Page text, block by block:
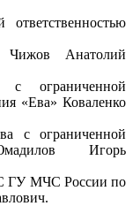
Чижов Анатолий
с ограниченной
«Ева» Коваленко
с ограниченной
Игорь
ГУ МЧС России по